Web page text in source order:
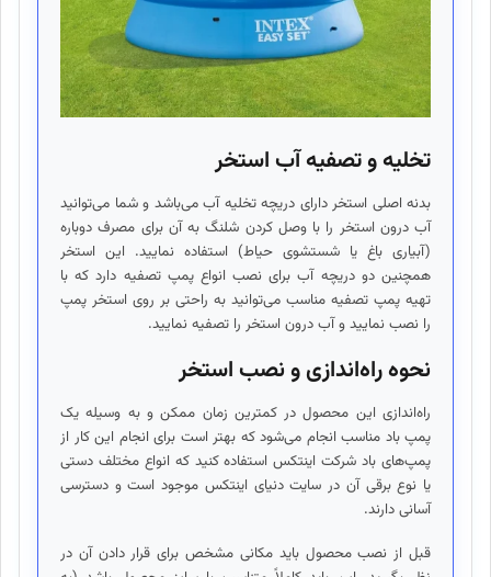
تخلیه و تصفیه آب استخر
بدنه اصلی استخر دارای دریچه تخلیه آب می‌باشد و شما می‌توانید
آب درون استخر را با وصل کردن شلنگ به آن برای مصرف دوباره
(آبیاری باغ یا شستشوی حیاط) استفاده نمایید. این استخر
همچنین دو دریچه آب برای نصب انواع پمپ تصفیه دارد که با
تهیه پمپ تصفیه مناسب می‌توانید به راحتی بر روی استخر پمپ
را نصب نمایید و آب درون استخر را تصفیه نمایید.
نحوه راه‌اندازی و نصب استخر
راه‌اندازی این محصول در کمترین زمان ممکن و به وسیله یک
پمپ باد مناسب انجام می‌شود که بهتر است برای انجام این کار از
پمپ‌های باد شرکت اینتکس استفاده کنید که انواع مختلف دستی
یا نوع برقی آن در سایت دنیای اینتکس موجود است و دسترسی
آسانی دارند.
قبل از نصب محصول باید مکانی مشخص برای قرار دادن آن در